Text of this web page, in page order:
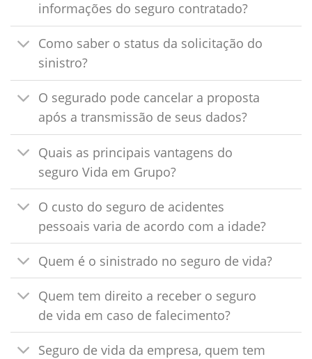
informações do seguro contratado?
Como saber o status da solicitação do
sinistro?
O segurado pode cancelar a proposta
após a transmissão de seus dados?
Quais as principais vantagens do
seguro Vida em Grupo?
O custo do seguro de acidentes
pessoais varia de acordo com a idade?
Quem é o sinistrado no seguro de vida?
Quem tem direito a receber o seguro
de vida em caso de falecimento?
Seguro de vida da empresa, quem tem